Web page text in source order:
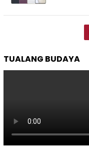
TUALANG BUDAYA